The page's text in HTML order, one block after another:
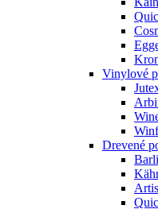
Vinylové
Drevené